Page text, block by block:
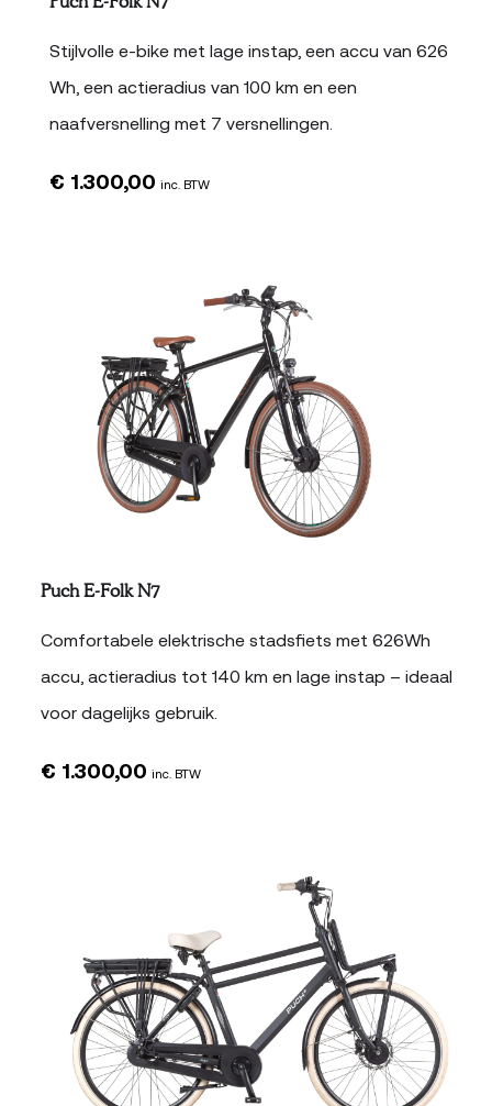
Stijlvolle e-bike met lage instap, een accu van 626
Wh, een actieradius van 100 km en een
naafversnelling met 7 versnellingen.
€ 1.300,00 inc. BTW
Puch E-Folk N7
Comfortabele elektrische stadsfiets met 626Wh
accu, actieradius tot 140 km en lage instap – ideaal
voor dagelijks gebruik.
€ 1.300,00 inc. BTW